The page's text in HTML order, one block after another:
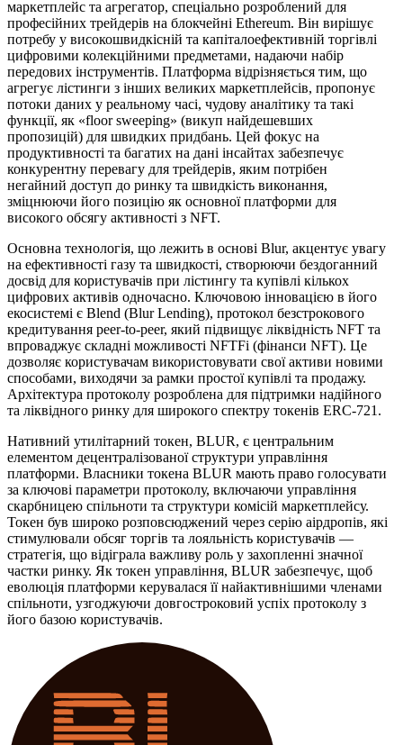
маркетплейс та агрегатор, спеціально розроблений для
професійних трейдерів на блокчейні Ethereum. Він вирішує
потребу у високошвидкісній та капіталоефективній торгівлі
цифровими колекційними предметами, надаючи набір
передових інструментів. Платформа відрізняється тим, що
агрегує лістинги з інших великих маркетплейсів, пропонує
потоки даних у реальному часі, чудову аналітику та такі
функції, як «floor sweeping» (викуп найдешевших
пропозицій) для швидких придбань. Цей фокус на
продуктивності та багатих на дані інсайтах забезпечує
конкурентну перевагу для трейдерів, яким потрібен
негайний доступ до ринку та швидкість виконання,
зміцнюючи його позицію як основної платформи для
високого обсягу активності з NFT.
Основна технологія, що лежить в основі Blur, акцентує увагу
на ефективності газу та швидкості, створюючи бездоганний
досвід для користувачів при лістингу та купівлі кількох
цифрових активів одночасно. Ключовою інновацією в його
екосистемі є Blend (Blur Lending), протокол безстрокового
кредитування peer-to-peer, який підвищує ліквідність NFT та
впроваджує складні можливості NFTFi (фінанси NFT). Це
дозволяє користувачам використовувати свої активи новими
способами, виходячи за рамки простої купівлі та продажу.
Архітектура протоколу розроблена для підтримки надійного
та ліквідного ринку для широкого спектру токенів ERC-721.
Нативний утилітарний токен, BLUR, є центральним
елементом децентралізованої структури управління
платформи. Власники токена BLUR мають право голосувати
за ключові параметри протоколу, включаючи управління
скарбницею спільноти та структури комісій маркетплейсу.
Токен був широко розповсюджений через серію аірдропів, які
стимулювали обсяг торгів та лояльність користувачів —
стратегія, що відіграла важливу роль у захопленні значної
частки ринку. Як токен управління, BLUR забезпечує, щоб
еволюція платформи керувалася її найактивнішими членами
спільноти, узгоджуючи довгостроковий успіх протоколу з
його базою користувачів.